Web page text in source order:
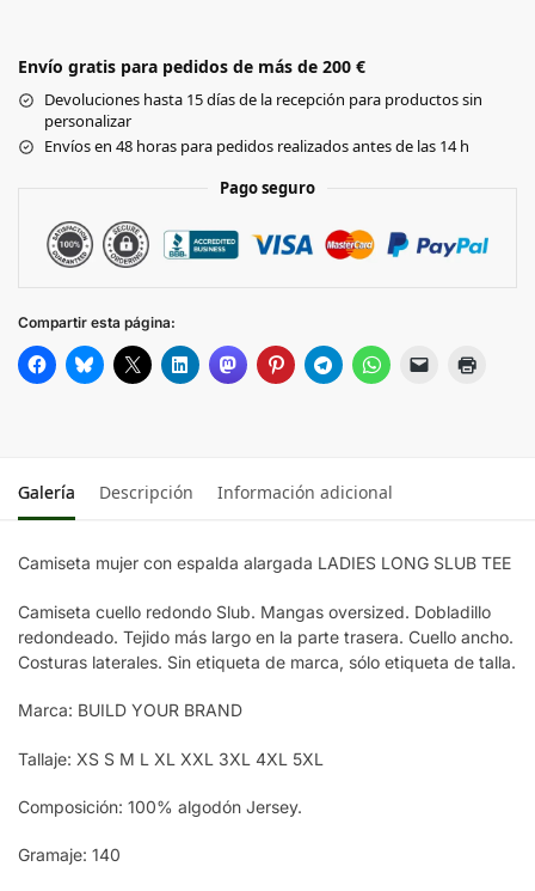
WHITE
Olive
WHITE
SOFT
SALVIA
GREEN
Envío gratis para pedidos de más de 200 €
Devoluciones hasta 15 días de la recepción para productos sin
personalizar
Envíos en 48 horas para pedidos realizados antes de las 14 h
Pago seguro
Compartir esta página:
Galería Descripción Información adicional
Camiseta mujer con espalda alargada LADIES LONG SLUB TEE
Camiseta cuello redondo Slub. Mangas oversized. Dobladillo
redondeado. Tejido más largo en la parte trasera. Cuello ancho.
Costuras laterales. Sin etiqueta de marca, sólo etiqueta de talla.
Marca: BUILD YOUR BRAND
Tallaje: XS S M L XL XXL 3XL 4XL 5XL
Composición: 100% algodón Jersey.
Gramaje: 140